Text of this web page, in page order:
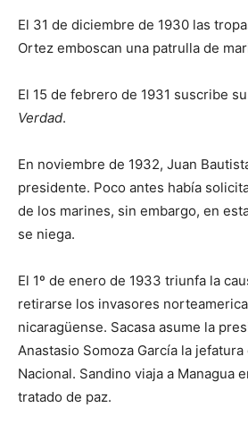
El 31 de diciembre de 1930 las
Ortez emboscan una patrulla de
El 15 de febrero de 1931 suscribe
Verdad.
En noviembre de 1932, Juan
presidente. Poco antes había
de los marines, sin embargo, en
se niega.
El 1º de enero de 1933 triunfa la
retirarse los invasores
nicaragüense. Sacasa asume la
Anastasio Somoza García la jefatura
Nacional. Sandino viaja a Managua
tratado de paz.